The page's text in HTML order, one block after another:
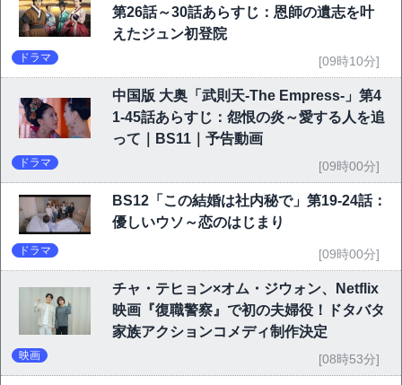
第26話～30話あらすじ：恩師の遺志を叶
えたジュン初登院
ドラマ [09時10分]
中国版 大奥「武則天-The Empress-」第4
1-45話あらすじ：怨恨の炎～愛する人を追
って｜BS11｜予告動画
ドラマ [09時00分]
BS12「この結婚は社内秘で」第19-24話：
優しいウソ～恋のはじまり
ドラマ [09時00分]
チャ・テヒョン×オム・ジウォン、Netflix
映画『復職警察』で初の夫婦役！ドタバタ
家族アクションコメディ制作決定
映画 [08時53分]